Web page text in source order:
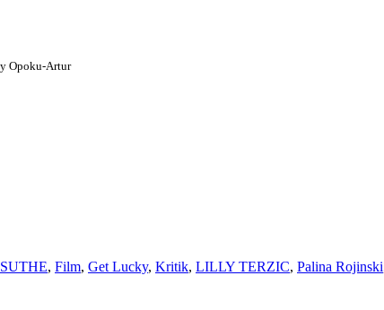
Opoku-Artur
, Film, Get Lucky, Kritik, LILLY TERZIC, Palina Rojinski